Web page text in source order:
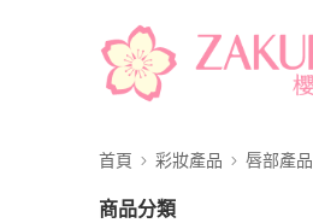
首頁 彩妝產品 唇部產品
商品分類